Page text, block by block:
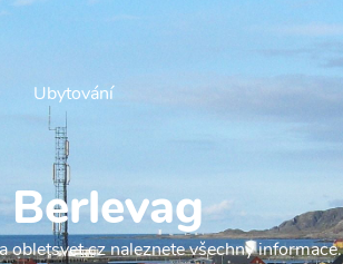
Ubytování
obletsvet.cz naleznete všechny informace.